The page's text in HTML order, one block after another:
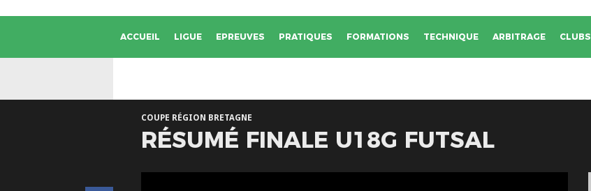
ACCUEIL LIGUE EPREUVES PRATIQUES FORMATIONS TECHNIQUE ARBITRAGE CLUBS
COUPE RÉGION BRETAGNE
RÉSUMÉ FINALE U18G FUTSAL